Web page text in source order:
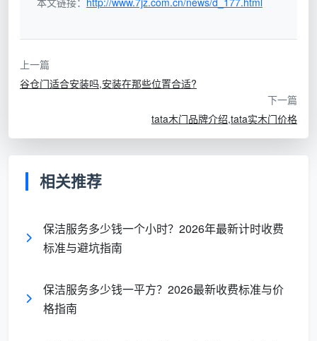
3、梦天是中国木门行业领先企业，不仅企业实力十
市场，产品也得到了消费者认可。
4、尚品本色是中国驰名商标，同时也是中国木门协
5、3D木门在东北三省是最具影响力的一个家居品
牌，也是辽宁省著名商标，绿色环保品牌，在业内享有
市场占有率非常高。
上一篇
谷仓门适合安装吗,安装在那些位置合适?
下一篇
tata木门品牌介绍,tata实木门价格
相关推荐
保洁服务多少钱一个小时？2026年最新计时收费
标准与避坑指南
保洁服务多少钱一平方？2026最新收费标准与价
格指南